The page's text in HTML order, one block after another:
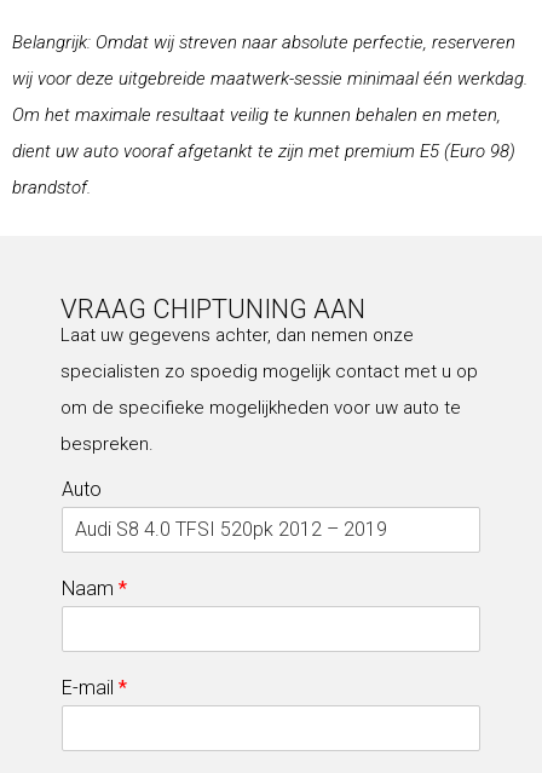
Belangrijk: Omdat wij streven naar absolute perfectie, reserveren
wij voor deze uitgebreide maatwerk-sessie minimaal één werkdag.
Om het maximale resultaat veilig te kunnen behalen en meten,
dient uw auto vooraf afgetankt te zijn met premium E5 (Euro 98)
brandstof.
VRAAG CHIPTUNING AAN
Laat uw gegevens achter, dan nemen onze
specialisten zo spoedig mogelijk contact met u op
om de specifieke mogelijkheden voor uw auto te
bespreken.
Auto
Naam *
E-mail *